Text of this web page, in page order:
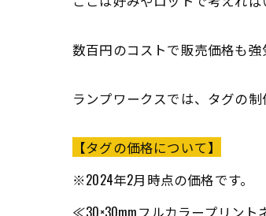
数百円のコストで販売価格も強
ランプワークスでは、タグの制
【タグの価格について】
※2024年2月時点の価格です。
≪30×30mmフルカラープリン